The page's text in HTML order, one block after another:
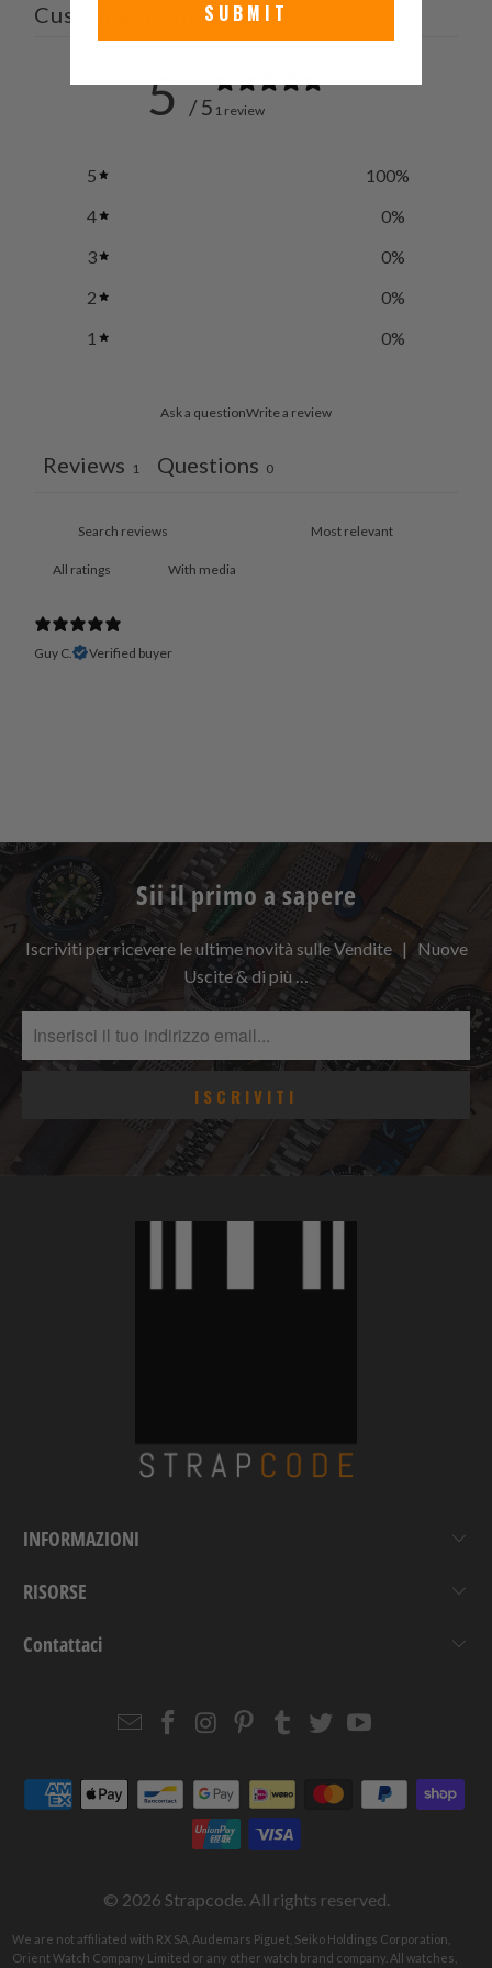
Customer reviews
5 / 5 1 review
5 100%
4
0%
3
0%
2
0%
1
0%
Ask a questionWrite a review
Reviews 1 Questions 0
With media
Guy C. Verified buyer
Sii il primo a sapere
Iscriviti per ricevere le ultime novità sulle Vendite | Nuove
Uscite & di più …
INFORMAZIONI
RISORSE
Contattaci
EmailStrapcode
Facebook
Strapcode
Instagram
Strapcode
Pinterest
Strapcode
Tumblr
Strapcode
TwitterYouTube
© 2026 Strapcode. All rights reserved.
We are not affiliated with RX SA, Audemars Piguet, Seiko Holdings Corporation,
Orient Watch Company Limited or any other watch brand company. All watches,
SUBMIT